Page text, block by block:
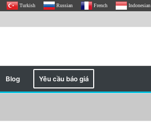
Turkish Russian French Indonesian
Blog Yêu cầu báo giá